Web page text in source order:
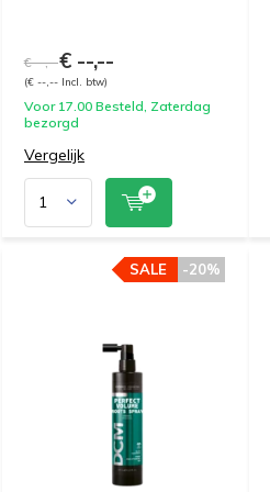
€ --,--€ --,--
(€ --,-- Incl. btw)
Voor 17.00 Besteld, Zaterdag
bezorgd
Vergelijk
-20%
SALE